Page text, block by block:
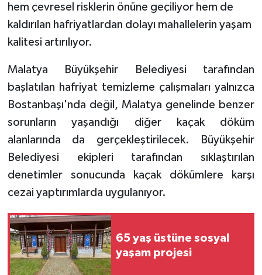
hem çevresel risklerin önüne geçiliyor hem de
kaldırılan hafriyatlardan dolayı mahallelerin yaşam
kalitesi artırılıyor.
Malatya Büyükşehir Belediyesi tarafından
başlatılan hafriyat temizleme çalışmaları yalnızca
Bostanbaşı'nda değil, Malatya genelinde benzer
sorunların yaşandığı diğer kaçak döküm
alanlarında da gerçekleştirilecek. Büyükşehir
Belediyesi ekipleri tarafından sıklaştırılan
denetimler sonucunda kaçak dökümlere karşı
cezai yaptırımlarda uygulanıyor.
65 yaş üstüne sosyal
yaşam projesi